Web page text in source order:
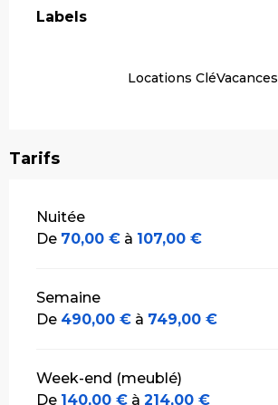
Labels
Labels
Locations CléVacances
Tarifs
Tarifs 2026
Nuitée
De 70,00 € à 107,00 €
Semaine
De 490,00 € à 749,00 €
Week-end (meublé)
De 140,00 € à 214,00 €